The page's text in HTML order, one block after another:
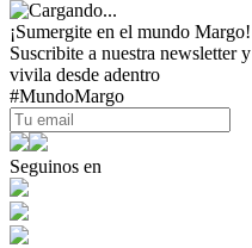
¡Sumergite en el mundo Margo!
Suscribite a nuestra newsletter y
vivila desde adentro
#MundoMargo
Seguinos en